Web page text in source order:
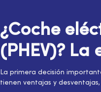
¿Coche
(PHEV)? La
La primera decisión
tienen ventajas y